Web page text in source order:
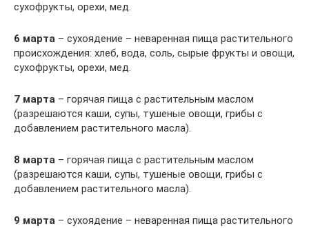
сухофрукты, орехи, мед.
6 марта – сухоядение – неваренная пища растительного
происхождения: хлеб, вода, соль, сырые фрукты и овощи,
сухофрукты, орехи, мед.
7 марта – горячая пища с растительным маслом
(разрешаются каши, супы, тушеные овощи, грибы с
добавлением растительного масла).
8 марта – горячая пища с растительным маслом
(разрешаются каши, супы, тушеные овощи, грибы с
добавлением растительного масла).
9 марта – сухоядение – неваренная пища растительного